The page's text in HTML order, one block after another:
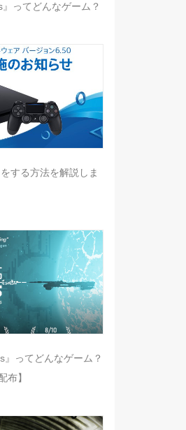
ってどんなゲーム？
する方法を解説しま
ってどんなゲーム？
布】